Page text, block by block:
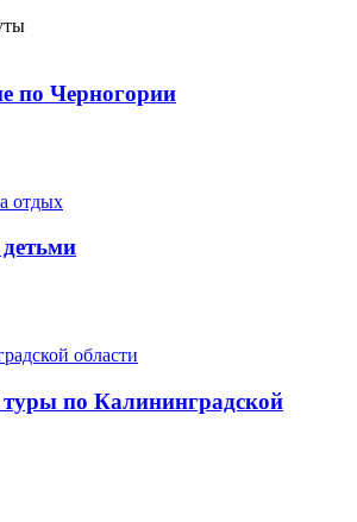
по Черногории
по Калининградской